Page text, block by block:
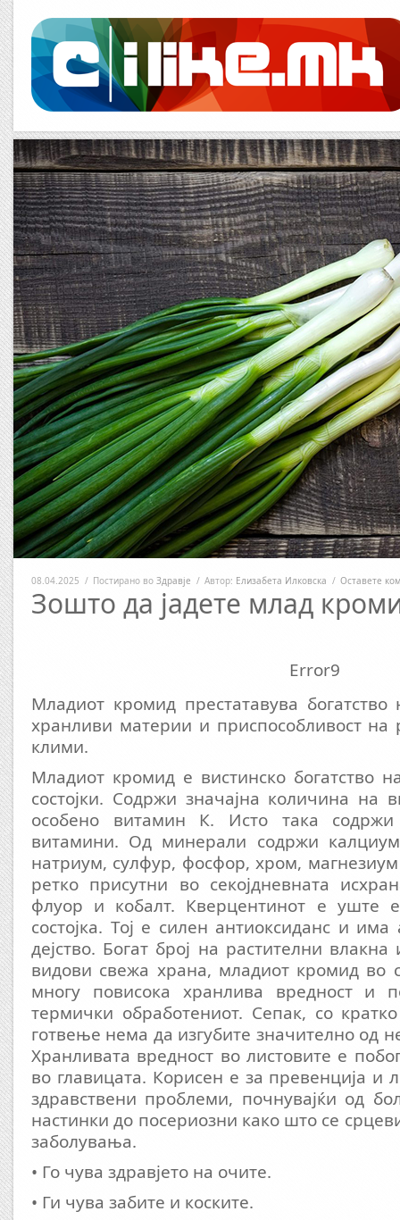
08.04.2025 / Постирано во Здравје / Автор: Елизабета Илковска / Оставете
Зошто да јадете млад
Error9
Младиот кромид престатавува богатство
хранливи материи и приспособливост
клими.
Младиот кромид е вистинско богатство
состојки. Содржи значајна количина
особено витамин К. Исто така
витамини. Од минерали содржи
натриум, сулфур, фосфор, хром,
ретко присутни во секојдневната
флуор и кобалт. Кверцентинот е уште
состојка. Тој е силен антиоксиданс и има
дејство. Богат број на растителни
видови свежа храна, младиот кромид во
многу повисока хранлива вредност и
термички обработениот. Сепак, со
готвење нема да изгубите значително од
Хранливата вредност во листовите е
во главицата. Корисен е за превенција и
здравствени проблеми, почнувајќи од
настинки до посериозни како што се
заболувања.
• Го чува здравјето на очите.
• Ги чува забите и коските.